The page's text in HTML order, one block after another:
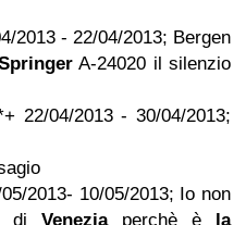
- 22/04/2013; Bergen
A-24020 il silenzio
- 30/04/2013;
10/05/2013; Io non
di Veneziaperchè è la